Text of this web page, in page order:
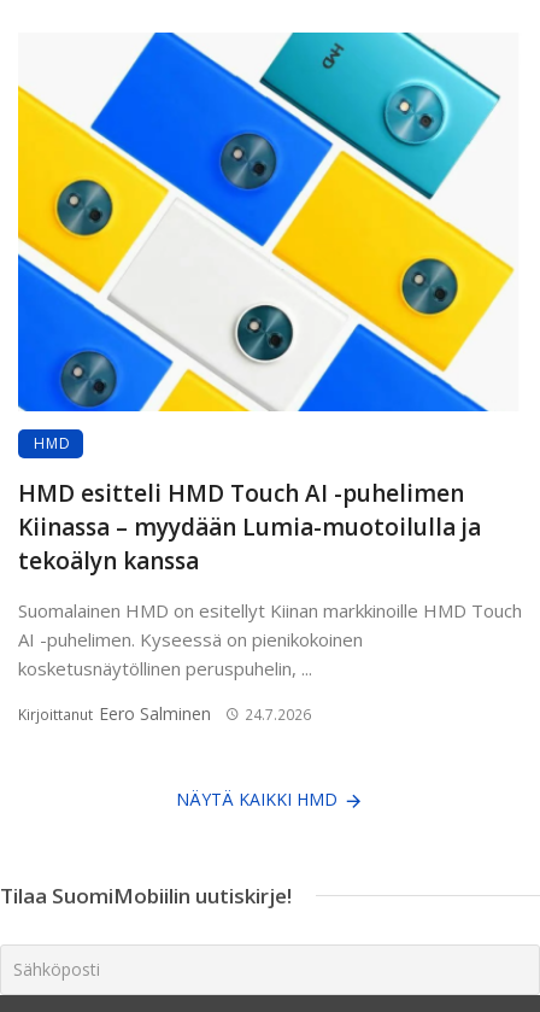
HMD
HMD esitteli HMD Touch AI -puhelimen
Kiinassa – myydään Lumia-muotoilulla ja
tekoälyn kanssa
Suomalainen HMD on esitellyt Kiinan markkinoille HMD Touch
AI -puhelimen. Kyseessä on pienikokoinen
kosketusnäytöllinen peruspuhelin, ...
Kirjoittanut Eero Salminen 24.7.2026
NÄYTÄ KAIKKI HMD
Tilaa SuomiMobiilin uutiskirje!